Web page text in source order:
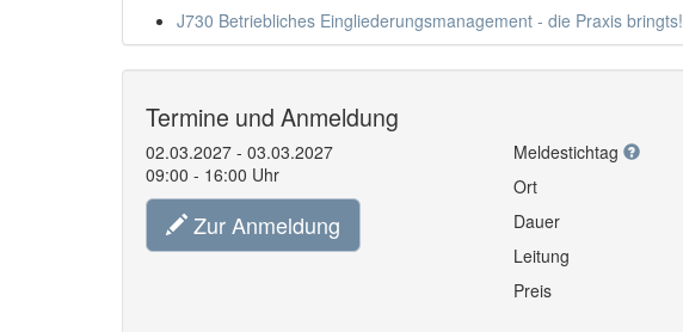
J730 Betriebliches Eingliederungsmanagement - die Praxis bringts!
Termine und Anmeldung
02.03.2027 - 03.03.2027
09:00 - 16:00 Uhr
Zur Anmeldung
Meldestichtag
Ort
Dauer
Leitung
Preis